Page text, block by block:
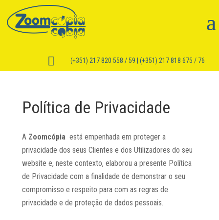
 (+351) 217 820 558 / 59 | (+351) 217 818 675 / 76
Política de Privacidade
A Zoomcópia está empenhada em proteger a
privacidade dos seus Clientes e dos Utilizadores do seu
website e, neste contexto, elaborou a presente Política
de Privacidade com a finalidade de demonstrar o seu
compromisso e respeito para com as regras de
privacidade e de proteção de dados pessoais.